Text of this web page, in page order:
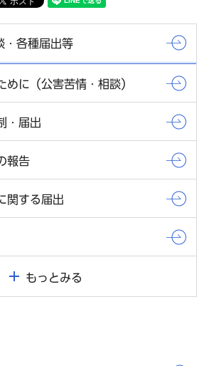
・各種届出等
めに（公害苦情・相談）
・届出
報告
関する届出
もっとみる